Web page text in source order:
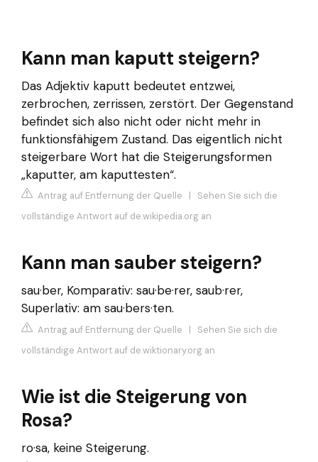
Kann man kaputt steigern?
Das Adjektiv kaputt bedeutet entzwei,
zerbrochen, zerrissen, zerstört. Der Gegenstand
befindet sich also nicht oder nicht mehr in
funktionsfähigem Zustand. Das eigentlich nicht
steigerbare Wort hat die Steigerungsformen
„kaputter, am kaputtesten“.
Antrag auf Entfernung der Quelle | Sehen Sie sich die
vollständige Antwort auf de.wikipedia.org an
Kann man sauber steigern?
sau·ber, Komparativ: sau·be·rer, saub·rer,
Superlativ: am sau·bers·ten.
Antrag auf Entfernung der Quelle | Sehen Sie sich die
vollständige Antwort auf de.wiktionary.org an
Wie ist die Steigerung von
Rosa?
ro·sa, keine Steigerung.